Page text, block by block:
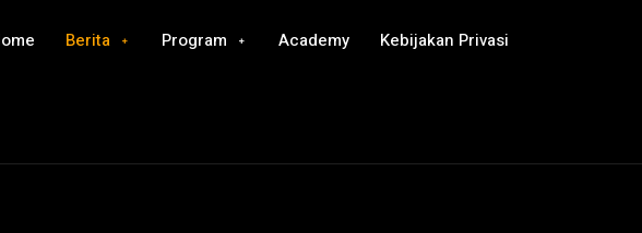
Berita Program Academy Kebijakan Privasi